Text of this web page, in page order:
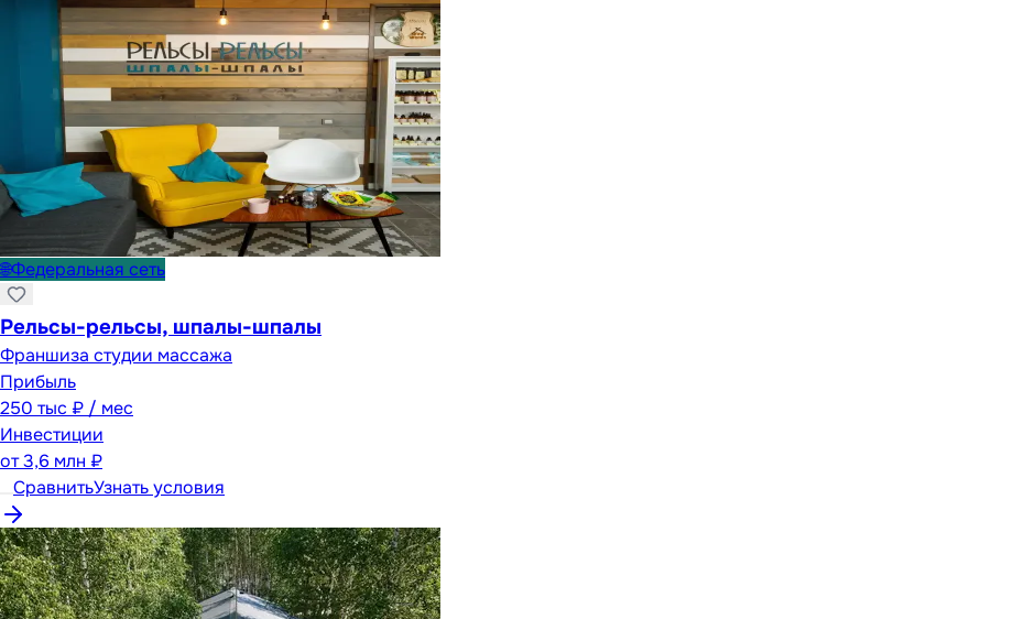
🌐Федеральная сеть
Рельсы-рельсы, шпалы-шпалы
Франшиза студии массажа
Прибыль
250 тыс ₽ / мес
Инвестиции
от3,6 млн ₽
СравнитьУзнать условия